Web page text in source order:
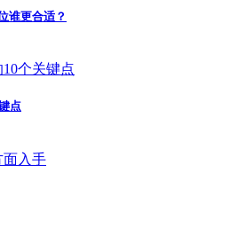
谁更合适？
点